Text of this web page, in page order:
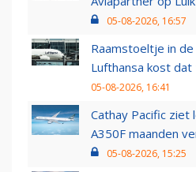
05-08-2026, 16:57
Raamstoeltje in
Lufthansa kost
05-08-2026, 16:41
Cathay Pacific
A350F maanden
05-08-2026, 15:25